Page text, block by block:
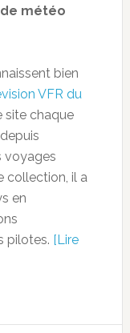
météo
bien
VFR du
site chaque
voyages
collection, il a
en
pilotes. [Lire